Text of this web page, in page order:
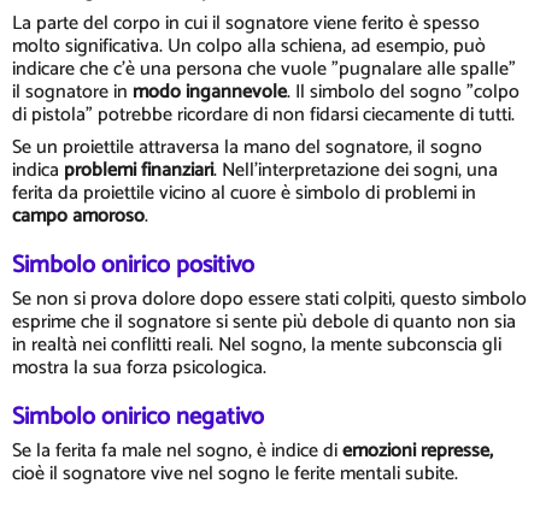
La parte del corpo in cui il sognatore viene ferito è spesso
molto significativa. Un colpo alla schiena, ad esempio, può
indicare che c'è una persona che vuole "pugnalare alle spalle"
il sognatore in modo ingannevole. Il simbolo del sogno "colpo
di pistola" potrebbe ricordare di non fidarsi ciecamente di tutti.
Se un proiettile attraversa la mano del sognatore, il sogno
indica problemi finanziari. Nell'interpretazione dei sogni, una
ferita da proiettile vicino al cuore è simbolo di problemi in
campo amoroso.
Simbolo onirico positivo
Se non si prova dolore dopo essere stati colpiti, questo simbolo
esprime che il sognatore si sente più debole di quanto non sia
in realtà nei conflitti reali. Nel sogno, la mente subconscia gli
mostra la sua forza psicologica.
Simbolo onirico negativo
Se la ferita fa male nel sogno, è indice diemozioni represse,
cioè il sognatore vive nel sogno le ferite mentali subite.